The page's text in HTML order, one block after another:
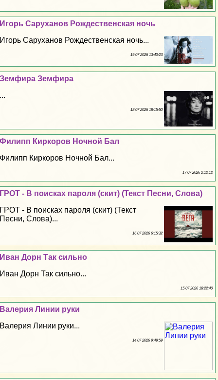
Игорь Саруханов Рождественская ночь
Игорь Саруханов Рождественская ночь...
19 07 2026 13:40:23
Земфира Земфира
...
18 07 2026 18:15:50
Филипп Киркоров Ночной Бал
Филипп Киркоров Ночной Бал...
17 07 2026 2:12:12
ГРОТ - В поисках пароля (скит) (Текст Песни, Слова)
ГРОТ - В поисках пароля (скит) (Текст
Песни, Слова)...
16 07 2026 6:15:32
Иван Дорн Так сильно
Иван Дорн Так сильно...
15 07 2026 18:22:40
Валерия Линии руки
Валерия Линии руки...
14 07 2026 9:49:59